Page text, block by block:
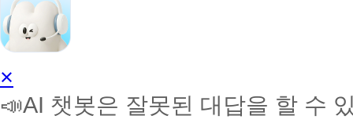
AI
학
습
×
📣AI 챗봇은 잘못된 대답을 할 수